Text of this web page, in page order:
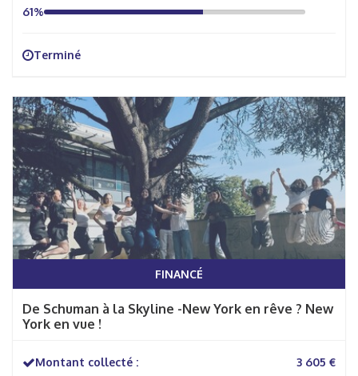
61%
Terminé
FINANCÉ
De Schuman à la Skyline -New York en rêve ? New
York en vue !
Montant collecté : 3 605 €